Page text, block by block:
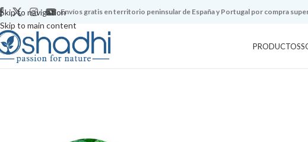
Skip to navigation
Skip to main content
Envíos gratis en territorio peninsular de España y Portugal por compra
PRODUCTOS